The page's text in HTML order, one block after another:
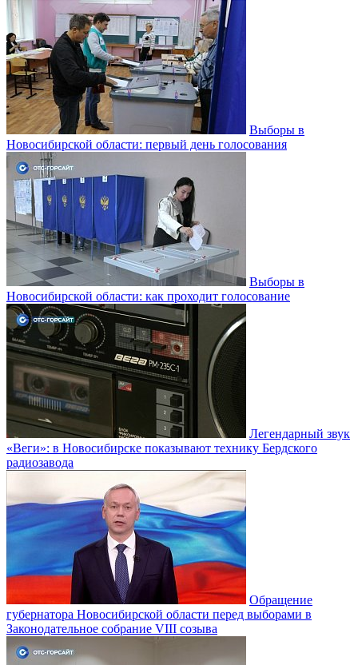
Выборы в
Новосибирской области: первый день голосования
Выборы в
Новосибирской области: как проходит голосование
Легендарный звук
«Веги»: в Новосибирске показывают технику Бердского
радиозавода
Обращение
губернатора Новосибирской области перед выборами в
Законодательное собрание VIII созыва